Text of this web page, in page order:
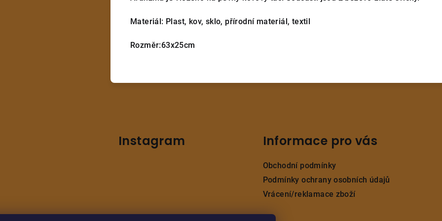
Materiál: Plast, kov, sklo, přírodní materiál, textil
Rozměr:63x25cm
Instagram Informace pro vás
Obchodní podmínky
Podmínky ochrany osobních údajů
Vrácení/reklamace zboží